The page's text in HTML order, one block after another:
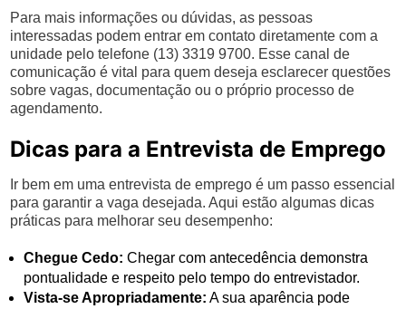
Para mais informações ou dúvidas, as pessoas
interessadas podem entrar em contato diretamente com a
unidade pelo telefone (13) 3319 9700. Esse canal de
comunicação é vital para quem deseja esclarecer questões
sobre vagas, documentação ou o próprio processo de
agendamento.
Dicas para a Entrevista de Emprego
Ir bem em uma entrevista de emprego é um passo essencial
para garantir a vaga desejada. Aqui estão algumas dicas
práticas para melhorar seu desempenho:
Chegue Cedo: Chegar com antecedência demonstra
pontualidade e respeito pelo tempo do entrevistador.
Vista-se Apropriadamente: A sua aparência pode